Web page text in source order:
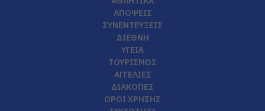
ΑΠΟΨΕΙΣ
ΣΥΝΕΝΤΕΥΞΕΙΣ
ΔΙΕΘΝΗ
ΥΓΕΙΑ
ΤΟΥΡΙΣΜΟΣ
ΑΓΓΕΛΙΕΣ
ΔΙΑΚΟΠΕΣ
ΟΡΟΙ ΧΡΗΣΗΣ